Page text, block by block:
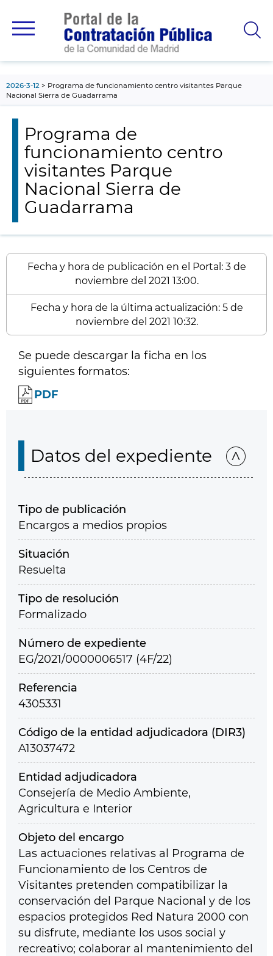
principal
2026-3-12
Programa de funcionamiento centro visitantes Parque
Nacional Sierra de Guadarrama
Programa de
funcionamiento centro
visitantes Parque
Nacional Sierra de
Guadarrama
Fecha y hora de publicación en el Portal: 3 de
noviembre del 2021 13:00.
Fecha y hora de la última actualización: 5 de
noviembre del 2021 10:32.
Se puede descargar la ficha en los
siguientes formatos:
PDF
Datos del expediente
Tipo de publicación
Encargos a medios propios
Situación
Resuelta
Tipo de resolución
Formalizado
Número de expediente
EG/2021/0000006517 (4F/22)
Referencia
4305331
Código de la entidad adjudicadora (DIR3)
A13037472
Entidad adjudicadora
Consejería de Medio Ambiente,
Agricultura e Interior
Objeto del encargo
Las actuaciones relativas al Programa de
Funcionamiento de los Centros de
Visitantes pretenden compatibilizar la
conservación del Parque Nacional y de los
espacios protegidos Red Natura 2000 con
su disfrute, mediante los usos social y
recreativo; colaborar al mantenimiento del